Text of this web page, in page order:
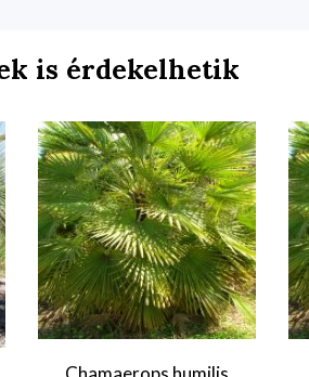
is érdekelhetik